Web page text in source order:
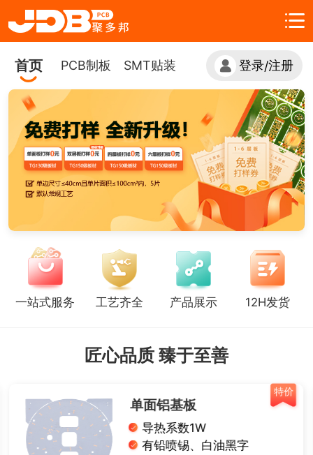
首页 PCB制板 SMT贴装 登录/注册
一站式服务 工艺齐全 产品展示 12H发货
匠心品质 臻于至善
特价
单面铝基板
导热系数1W
有铅喷锡、白油黑字